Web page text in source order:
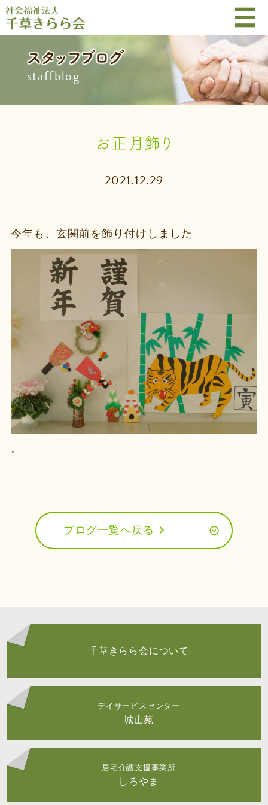
スタッフブログ
staffblog
お正月飾り
2021.12.29
今年も、玄関前を飾り付けしました
。
ブログ一覧へ戻る chevron_right
千草きらら会について
デイサービスセンター
城山苑
居宅介護支援事業所
しろやま